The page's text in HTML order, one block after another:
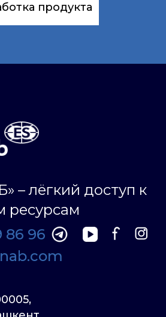
продукта
– лёгкий доступ к
ресурсам
86 96